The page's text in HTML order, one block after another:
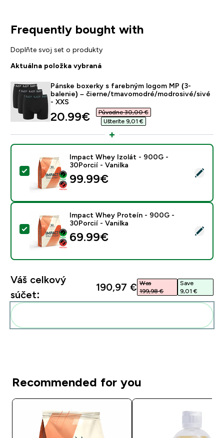
Frequently bought with
Doplňte svoj set o produkty
Aktuálna položka vybraná
Pánske boxerky s farebným logom MP (3-
balenie) – čierne/tmavomodré/modrosivé/sivé
- XXS
discounted price
20.99€‎
Původne 30,00 €‎
Ušteríte 9,01 €‎
Vybrať tento produkt - Impact Whey Izolát - 900G -
Impact Whey Izolát - 900G -
30Porcií - Vanilka
99.99€‎
Vybrať tento produkt - Impact Whey Proteín - 900G
Impact Whey Proteín - 900G -
30Porcií - Vanilka
69.99€‎
Váš celkový
súčet:
190,97 €‎ Was
199,98 €‎
Save
9,01 €‎
Recommended for you